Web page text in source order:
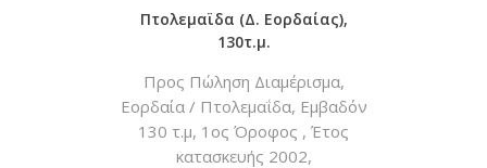
Πτολεμαϊδα (Δ. Εορδαίας),
130τ.μ.
Προς Πώληση Διαμέρισμα,
Εορδαία / Πτολεμαΐδα, Εμβαδόν
130 τ.μ, 1ος Όροφος , Έτος
κατασκευής 2002,